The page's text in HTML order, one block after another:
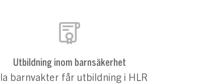
Utbildning inom barnsäkerhet
barnvakter får utbildning i HLR